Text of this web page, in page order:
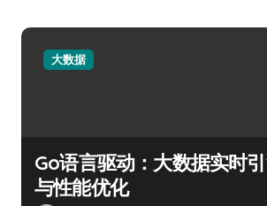
大数据
Go语言驱动：大数据实时
与性能优化